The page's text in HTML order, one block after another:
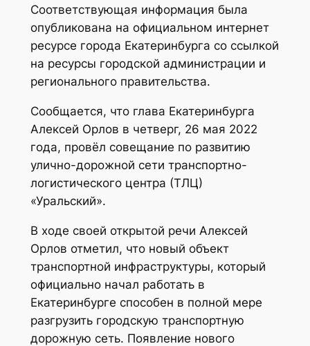
Соответствующая информация была
опубликована на официальном интернет
ресурсе города Екатеринбурга со ссылкой
на ресурсы городской администрации и
регионального правительства.
Сообщается, что глава Екатеринбурга
Алексей Орлов в четверг, 26 мая 2022
года, провёл совещание по развитию
улично-дорожной сети транспортно-
логистического центра (ТЛЦ)
«Уральский».
В ходе своей открытой речи Алексей
Орлов отметил, что новый объект
транспортной инфраструктуры, который
официально начал работать в
Екатеринбурге способен в полной мере
разгрузить городскую транспортную
дорожную сеть. Появление нового